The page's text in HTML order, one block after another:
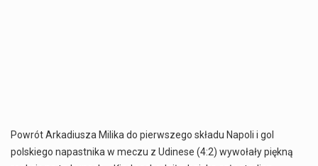
Powrót Arkadiusza Milika do pierwszego składu Napoli i gol
polskiego napastnika w meczu z Udinese (4:2) wywołały piękną